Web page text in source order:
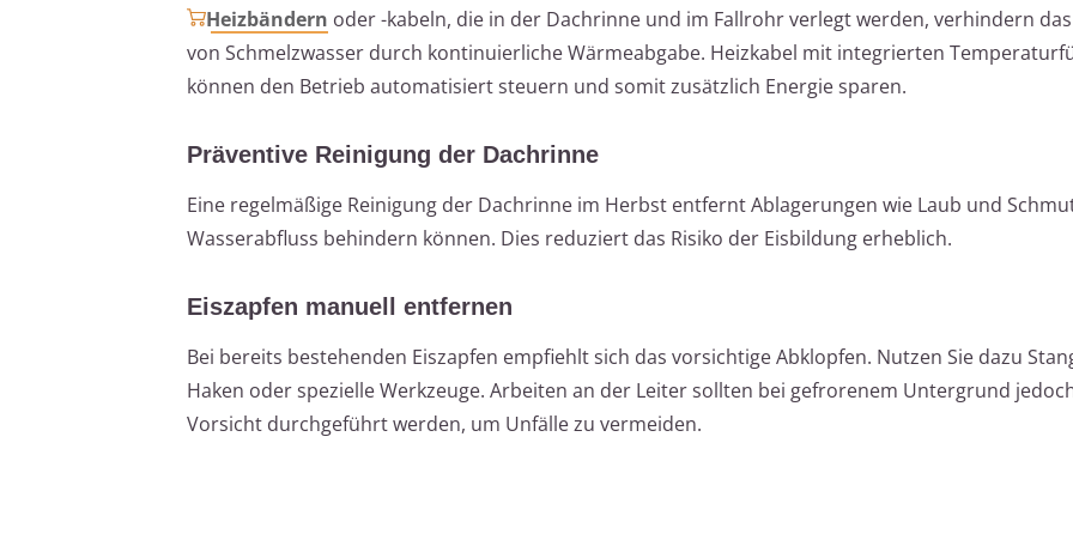
Heizbändern oder -kabeln, die in der Dachrinne und im Fallrohr verlegt werden, verhindern
von Schmelzwasser durch kontinuierliche Wärmeabgabe. Heizkabel mit integrierten
können den Betrieb automatisiert steuern und somit zusätzlich Energie sparen.
Präventive Reinigung der Dachrinne
Eine regelmäßige Reinigung der Dachrinne im Herbst entfernt Ablagerungen wie Laub und
Wasserabfluss behindern können. Dies reduziert das Risiko der Eisbildung erheblich.
Eiszapfen manuell entfernen
Bei bereits bestehenden Eiszapfen empfiehlt sich das vorsichtige Abklopfen. Nutzen Sie dazu
Haken oder spezielle Werkzeuge. Arbeiten an der Leiter sollten bei gefrorenem Untergrund
Vorsicht durchgeführt werden, um Unfälle zu vermeiden.